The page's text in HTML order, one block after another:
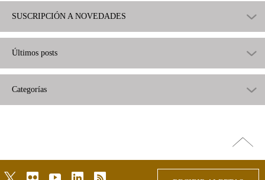
SUSCRIPCIÓN A NOVEDADES
Últimos posts
Categorías
arriba
twitterflickr youtubelinkedinrss